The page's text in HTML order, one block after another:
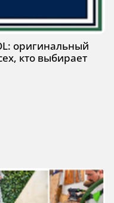
оригинальный
кто выбирает